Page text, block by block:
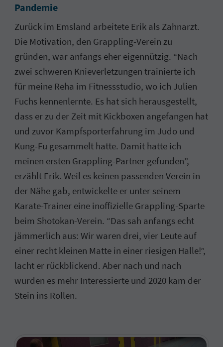
Pandemie
Zurück im Emsland arbeitete Erik als Zahnarzt.
Die Motivation, den Grappling-Verein zu
gründen, war anfangs eher eigennützig. “Nach
zwei schweren Knieverletzungen trainierte ich
für meine Reha im Fitnessstudio, wo ich Julien
Fuchs kennenlernte. Es hat sich herausgestellt,
dass er zu der Zeit mit Kickboxen angefangen hat
und zuvor Kampfsporterfahrung im Judo und
Kung-Fu gesammelt hatte. Damit hatte ich
meinen ersten Grappling-Partner gefunden”,
erzählt Erik. Weil es keinen passenden Verein in
der Nähe gab, entwickelte er unter seinem
Karate-Trainer eine inoffizielle Grappling-Sparte
beim Shotokan-Verein. “Das sah anfangs echt
jämmerlich aus: Wir waren drei, vier Leute auf
einer recht kleinen Matte in einer riesigen Halle!”,
lacht er rückblickend. Aber nach und nach
wurden es mehr Interessierte und 2020 kam der
Stein ins Rollen.